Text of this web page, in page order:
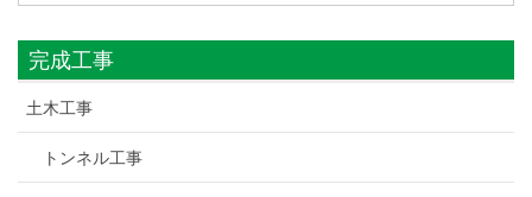
完成工事
土木工事
トンネル工事